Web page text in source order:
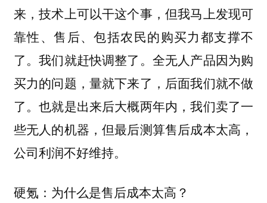
来，技术上可以干这个事，但我马上发现可
靠性、售后、包括农民的购买力都支撑不
了。我们就赶快调整了。全无人产品因为购
买力的问题，量就下来了，后面我们就不做
了。也就是出来后大概两年内，我们卖了一
些无人的机器，但最后测算售后成本太高，
公司利润不好维持。
硬氪：为什么是售后成本太高？